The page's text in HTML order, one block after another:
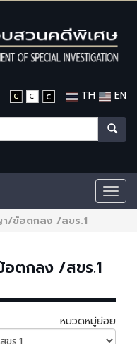
TH EN
/ข้อตกลง /สขร.1
ตกลง /สขร.1
หมวดหมู่ย่อย